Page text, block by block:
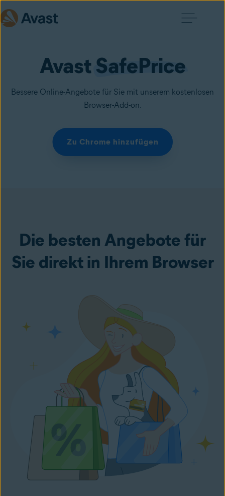
Avast SafePrice
Bessere Online-Angebote für Sie mit unserem kostenlosen
Browser-Add-on.
Zu Chrome hinzufügen
Die besten Angebote für
Sie direkt in Ihrem Browser